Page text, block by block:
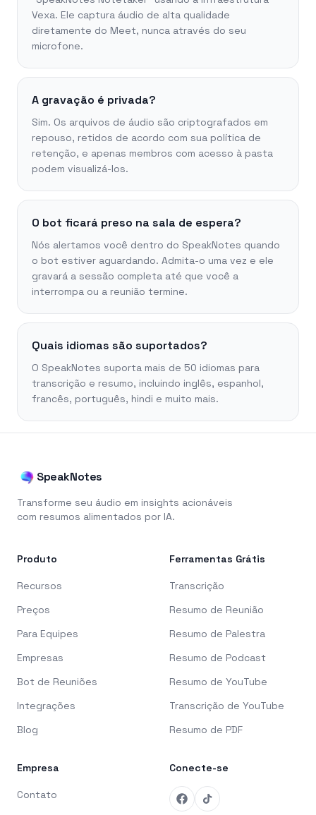
Vexa. Ele captura áudio de alta qualidade
diretamente do Meet, nunca através do seu
microfone.
A gravação é privada?
Sim. Os arquivos de áudio são criptografados em
repouso, retidos de acordo com sua política de
retenção, e apenas membros com acesso à pasta
podem visualizá-los.
O bot ficará preso na sala de espera?
Nós alertamos você dentro do SpeakNotes quando
o bot estiver aguardando. Admita-o uma vez e ele
gravará a sessão completa até que você a
interrompa ou a reunião termine.
Quais idiomas são suportados?
O SpeakNotes suporta mais de 50 idiomas para
transcrição e resumo, incluindo inglês, espanhol,
francês, português, hindi e muito mais.
SpeakNotes
Transforme seu áudio em insights acionáveis
com resumos alimentados por IA.
Produto
Recursos
Preços
Para Equipes
Empresas
Bot de Reuniões
Integrações
Blog
Ferramentas Grátis
Transcrição
Resumo de Reunião
Resumo de Palestra
Resumo de Podcast
Resumo de YouTube
Transcrição de YouTube
Resumo de PDF
Empresa
Contato
Conecte-se